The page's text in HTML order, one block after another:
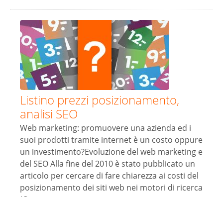
Listino prezzi posizionamento,
analisi SEO
Web marketing: promuovere una azienda ed i
suoi prodotti tramite internet è un costo oppure
un investimento?Evoluzione del web marketing e
del SEO Alla fine del 2010 è stato pubblicato un
articolo per cercare di fare chiarezza ai costi del
posizionamento dei siti web nei motori di ricerca